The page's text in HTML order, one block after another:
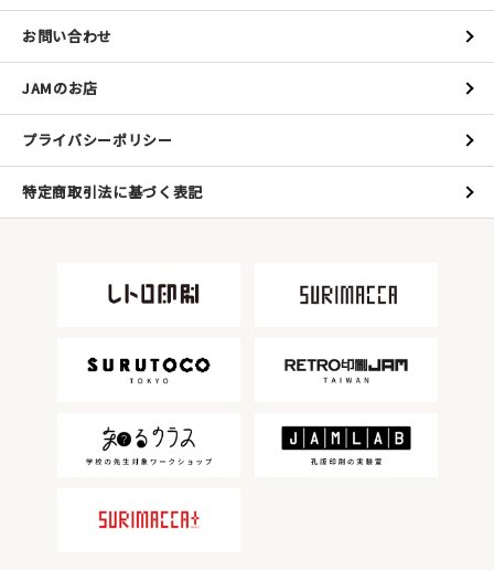
お問い合わせ
JAMのお店
プライバシーポリシー
特定商取引法に基づく表記